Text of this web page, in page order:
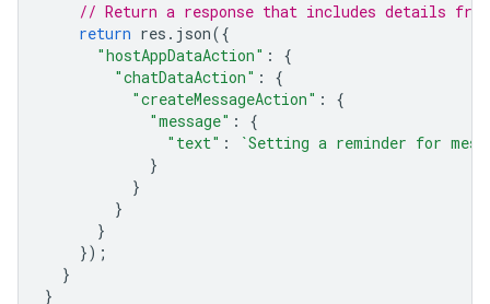
// Return a response that includes details
return res . json({
"hostAppDataAction" :
{
"chatDataAction" :
{
"createMessageAction" :
{
"message" :
{
"text" :
`Setting a reminder for
}
}
}
}
});
}
}